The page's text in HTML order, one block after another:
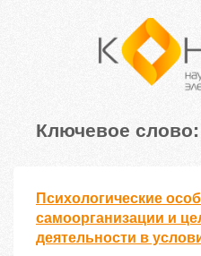
Ключевое
Психологические
самоорганизации и
деятельности в